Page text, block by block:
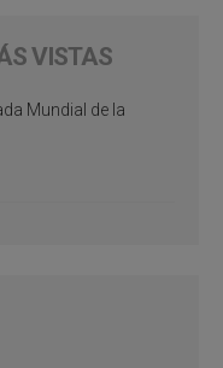
VISTAS
Mundial de la